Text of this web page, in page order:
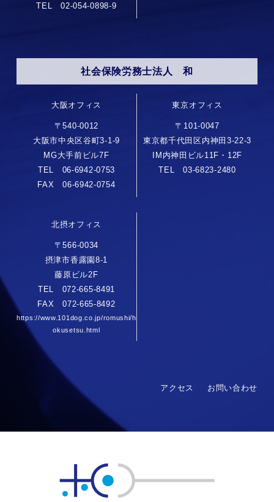
TEL 02-054-0898-9
社会保険労務士法人 和
大阪オフィス
〒540-0012
大阪市中央区谷町3-1-9
MG大手前ビル7F
TEL 06-6942-0753
FAX 06-6942-0754
東京オフィス
〒101-0047
東京都千代田区内神田3-22-3
IM内神田ビル11F・12F
TEL 03-6823-2480
北摂オフィス
〒566-0034
摂津市香露園8-1
藤原ビル2F
TEL 072-665-8491
FAX 072-665-8492
https://www.101dog.co.jp/romushi/h
okusetsu.html
アクセス お問い合わせ